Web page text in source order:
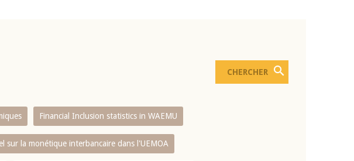
Financial Inclusion statistics in WAEMU
sur la monétique interbancaire dans l'UEMOA